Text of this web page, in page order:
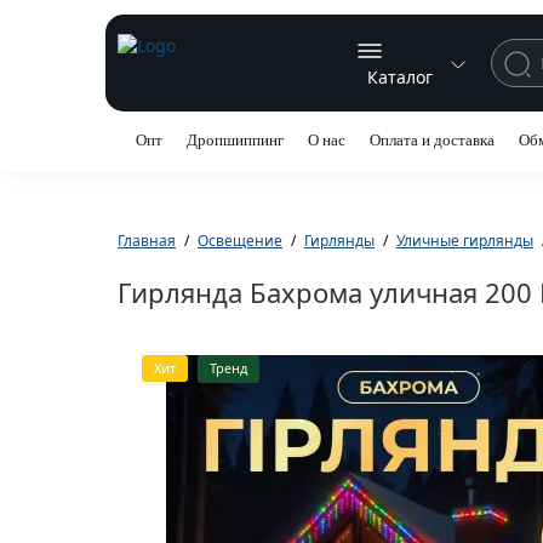
Каталог
Опт Дропшиппинг О нас Оплата и доставка
Главная Освещение Гирлянды Уличные гирлянды
Гирлянда Бахрома уличная 200
Хит Тренд